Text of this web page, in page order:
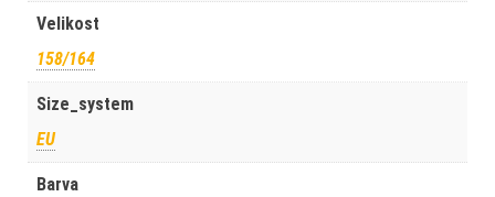
Velikost
158/164
Size_system
EU
Barva